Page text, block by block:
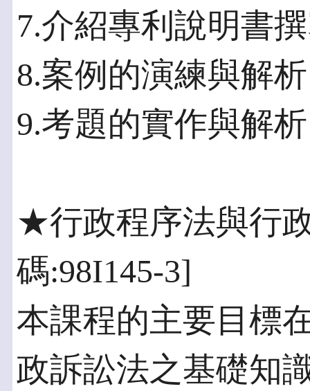
7.介紹專利說明書
8.案例的演練與解析
9.考題的實作與解析
★行政程序法與行
碼:98I145-3]
本課程的主要目標
政訴訟法之基礎知